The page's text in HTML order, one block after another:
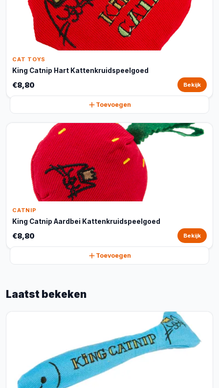
CAT TOYS
King Catnip Hart Kattenkruidspeelgoed
€8,80 Bekijk
Toevoegen
CATNIP
King Catnip Aardbei Kattenkruidspeelgoed
€8,80 Bekijk
Toevoegen
Laatst bekeken